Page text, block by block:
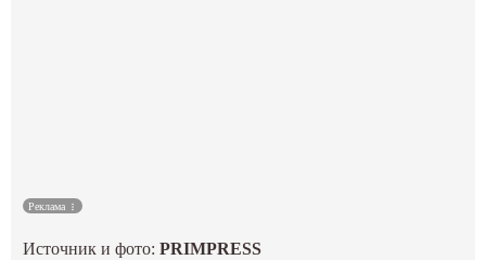
Реклама
Источник и фото:PRIMPRESS